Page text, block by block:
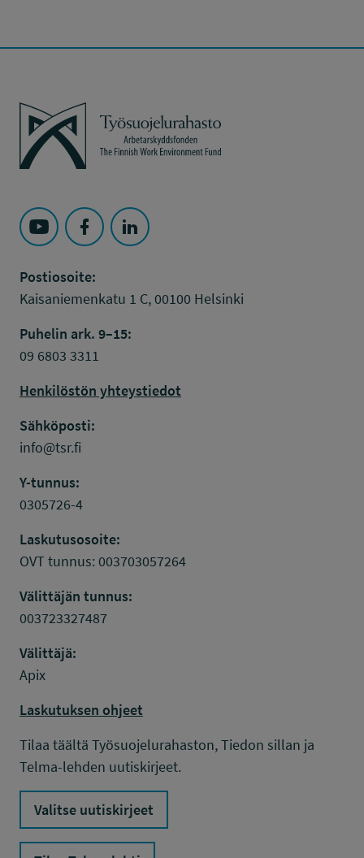
Työsuojelurahasto
Seuraa Työsuojelurahasto kohteessa: YouTube
Seuraa Työsuojelurahasto kohteessa:
Seuraa Työsuojelurahasto kohteessa:
Postiosoite:
Kaisaniemenkatu 1 C, 00100 Helsinki
Puhelin ark. 9–15:
09 6803 3311
Henkilöstön yhteystiedot
Sähköposti:
info@tsr.fi
Y-tunnus:
0305726-4
Laskutusosoite:
OVT tunnus: 003703057264
Välittäjän tunnus:
003723327487
Välittäjä:
Apix
Laskutuksen ohjeet
Tilaa täältä Työsuojelurahaston, Tiedon sillan ja
Telma-lehden uutiskirjeet.
Valitse uutiskirjeet